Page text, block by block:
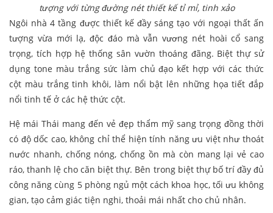
tượng với từng đường nét thiết kế tỉ mỉ, tinh xảo
Ngôi nhà 4 tầng được thiết kế đầy sáng tạo với ngoại thất ấn
tượng vừa mới lạ, độc đáo mà vẫn vương nét hoài cổ sang
trọng, tích hợp hệ thống sân vườn thoáng đãng. Biệt thự sử
dụng tone màu trắng sức làm chủ đạo kết hợp với các thức
cột màu trắng tinh khôi, làm nổi bật lên những họa tiết đắp
nổi tinh tế ở các hệ thức cột.
Hệ mái Thái mang đến vẻ đẹp thẩm mỹ sang trọng đồng thời
có độ dốc cao, không chỉ thể hiện tính năng ưu việt như thoát
nước nhanh, chống nóng, chống ồn mà còn mang lại vẻ cao
ráo, thanh lệ cho căn biệt thự. Bên trong biệt thự bố trí đầy đủ
công năng cùng 5 phòng ngủ một cách khoa học, tối ưu không
gian, tạo cảm giác tiện nghi, thoải mái nhất cho chủ nhân.